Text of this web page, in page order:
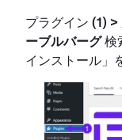
プラグイン (1) >
ーブルバーグ検
インストール」